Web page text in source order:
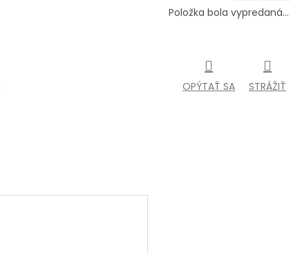
Položka bola vypredaná…
OPÝTAŤ SA STRÁŽIŤ